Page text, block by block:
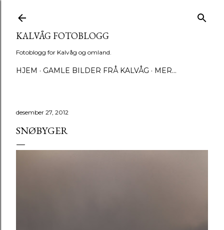
KALVÅG FOTOBLOGG
Fotoblogg for Kalvåg og omland.
HJEM GAMLE BILDER FRÅ KALVÅG MER…
desember 27, 2012
SNØBYGER